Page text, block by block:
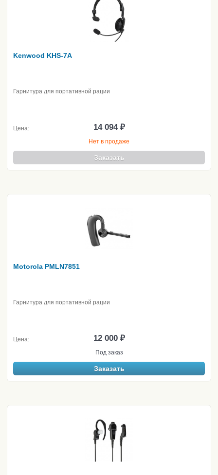
Kenwood KHS-7A
Гарнитура для портативной рации
Цена: 14 094 ₽
Нет в продаже
Заказать
Motorola PMLN7851
Гарнитура для портативной рации
Цена: 12 000 ₽
Под заказ
Заказать